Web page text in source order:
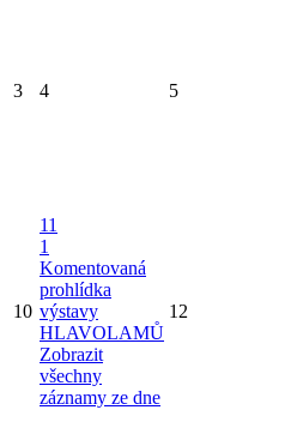
3 4 5
10
11
1
Komentovaná
prohlídka
výstavy
HLAVOLAMŮ
Zobrazit
všechny
záznamy ze dne
12